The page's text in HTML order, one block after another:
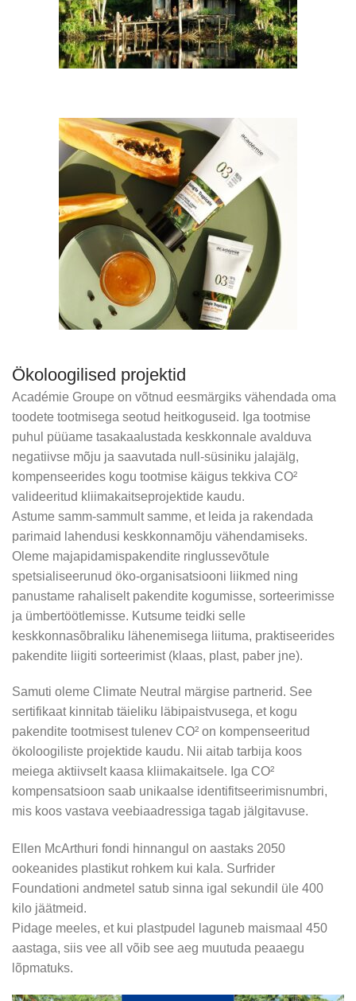
Ökoloogilised projektid
Académie Groupe on võtnud eesmärgiks vähendada oma
toodete tootmisega seotud heitkoguseid. Iga tootmise
puhul püüame tasakaalustada keskkonnale avalduva
negatiivse mõju ja saavutada null-süsiniku jalajälg,
kompenseerides kogu tootmise käigus tekkiva CO²
valideeritud kliimakaitseprojektide kaudu.
Astume samm-sammult samme, et leida ja rakendada
parimaid lahendusi keskkonnamõju vähendamiseks.
Oleme majapidamispakendite ringlussevõtule
spetsialiseerunud öko-organisatsiooni liikmed ning
panustame rahaliselt pakendite kogumisse, sorteerimisse
ja ümbertöötlemisse. Kutsume teidki selle
keskkonnasõbraliku lähenemisega liituma, praktiseerides
pakendite liigiti sorteerimist (klaas, plast, paber jne).
Samuti oleme Climate Neutral märgise partnerid. See
sertifikaat kinnitab täieliku läbipaistvusega, et kogu
pakendite tootmisest tulenev CO² on kompenseeritud
ökoloogiliste projektide kaudu. Nii aitab tarbija koos
meiega aktiivselt kaasa kliimakaitsele. Iga CO²
kompensatsioon saab unikaalse identifitseerimisnumbri,
mis koos vastava veebiaadressiga tagab jälgitavuse.
Ellen McArthuri fondi hinnangul on aastaks 2050
ookeanides plastikut rohkem kui kala. Surfrider
Foundationi andmetel satub sinna igal sekundil üle 400
kilo jäätmeid.
Pidage meeles, et kui plastpudel laguneb maismaal 450
aastaga, siis vee all võib see aeg muutuda peaaegu
lõpmatuks.
Liini tooted sisaldavad kuni 98,7% loodusliku päritoluga
koostisosi ning on rikastatud lagritsa ekstraktiga
(glabridiin), mis aitab ühtlustada jumet ja muuta
pigmendilaigud vähem märgatavaks. Koos pro-kaltsiumi,
struktuuri.
Regulaarne kasutamine aitab nahal tunduda täidlasem,
elastsem ja visuaalselt ühtlasema tooniga – sobib hästi
küpsele nahale, mis vajab tugevamat hooldusrutiini.
‣ Youth Active Lift
Youth Active Lift on loodud nahale, mis vajab nähtavat
tugevdamist ja paremat toonust.
Liini keskmes on sigurijuure ekstrakt, looduslik toimeaine,
mis aitab toetada naha struktuuri ja parandada selle
elastsust.
Tooted sisaldavad kuni 98,6% loodusliku päritoluga
säilitada vormikust ja selgemaid näokontuure.
Youth Active Lift tooted sobivad igapäevaseks
kasutamiseks siis, kui nahk on muutunud lõdvemaks või
vähem elastseks ning vajab kindlamat tuge. Tulemuseks
on ühtlasem, paremini hoitud ja elujõulisem näonahk.
1954 – Hydraderm
Kuulsa „Hydraderm Cream“ turule toomine. Moder­ne nimi
räägib enda eest.
1960 – Esimene toonitud isepruunistav “vesi”
maailmas
Kultustoodete „Bronz’Express Tinted Lotion“, mille edu
seisneb unikaalses ja siiani muutumatus retseptis, on
brändi müügiedetabeli tipus. See on esimene
isepruunistuv toode, mis loob kauni loomulikuna näiva
päevituse vaid paari tunniga, just nagu „päris“ päevitus.
Tänu toonitud värvile ei jää nahale ebameeldivaid jooni.
Tänapäeval müüakse üle maailma seda ihupiima
keskmiselt üks pudel sekundis.
1969 – Esimene hoolitsus eriti tundlikule nahale
Turule tulnud „Hypo-Allergique“ tootesari oli ainuke
iluhoolitsus eriti tundlikule nahale, mis suutis oma
lubadustest kinni hoida. Erinevate retseptide südames oli
„Hypo-Allergique“ tundlikkust vähendavad, rahustavad ja
põletikuvastased aktiivained. „Nourishing Cream“ sisaldab